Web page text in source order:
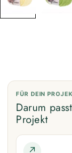
FÜR DEIN
Darum
Projekt
↗